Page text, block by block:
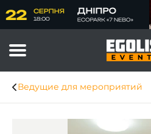
Ведущие для мероприятий